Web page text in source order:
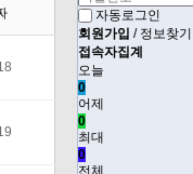
자동로그인
회원가입 / 정보찾기
접속자집계
오늘
0
어제
0
최대
0
전체